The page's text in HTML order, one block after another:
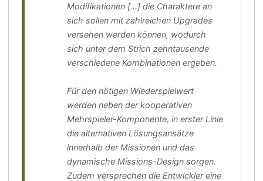
Modifikationen [...] die Charaktere an
sich sollen mit zahlreichen Upgrades
versehen werden können, wodurch
sich unter dem Strich zehntausende
verschiedene Kombinationen ergeben.
Für den nötigen Wiederspielwert
werden neben der kooperativen
Mehrspieler-Komponente, in erster Linie
die alternativen Lösungsansätze
innerhalb der Missionen und das
dynamische Missions-Design sorgen.
Zudem versprechen die Entwickler eine